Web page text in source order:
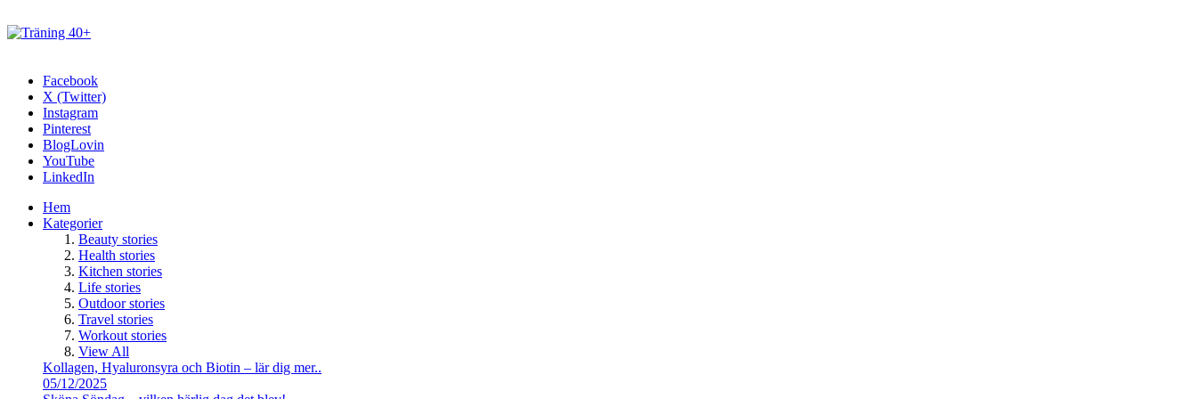
Facebook
X (Twitter)
Instagram
Pinterest
BlogLovin
YouTube
LinkedIn
Hem
Kategorier
Beauty stories
Health stories
Kitchen stories
Life stories
Outdoor stories
Travel stories
Workout stories
View All
Kollagen, Hyaluronsyra och Biotin – lär dig mer..
05/12/2025